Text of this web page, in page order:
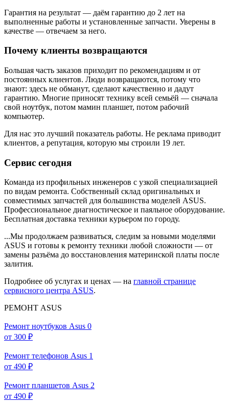
Гарантия на результат — даём гарантию до 2 лет на
выполненные работы и установленные запчасти. Уверены в
качестве — отвечаем за него.
Почему клиенты возвращаются
Большая часть заказов приходит по рекомендациям и от
постоянных клиентов. Люди возвращаются, потому что
знают: здесь не обманут, сделают качественно и дадут
гарантию. Многие приносят технику всей семьёй — сначала
свой ноутбук, потом мамин планшет, потом рабочий
компьютер.
Для нас это лучший показатель работы. Не реклама приводит
клиентов, а репутация, которую мы строили 19 лет.
Сервис сегодня
Команда из профильных инженеров с узкой специализацией
по видам ремонта. Собственный склад оригинальных и
совместимых запчастей для большинства моделей ASUS.
Профессиональное диагностическое и паяльное оборудование.
Бесплатная доставка техники курьером по городу.
...Мы продолжаем развиваться, следим за новыми моделями
ASUS и готовы к ремонту техники любой сложности — от
замены разъёма до восстановления материнской платы после
залития.
Подробнее об услугах и ценах — на главной странице
сервисного центра ASUS.
РЕМОНТ ASUS
Ремонт ноутбуков Asus 0
от 300 ₽
Ремонт телефонов Asus 1
от 490 ₽
Ремонт планшетов Asus 2
от 490 ₽